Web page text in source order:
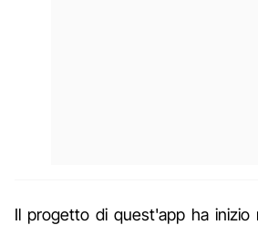
Il progetto di quest'app ha inizio